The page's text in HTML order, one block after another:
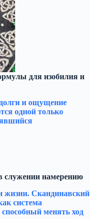
для изобилия и
и ощущение
одной только
служении намерению
жизни. Скандинавский
система
менять ход